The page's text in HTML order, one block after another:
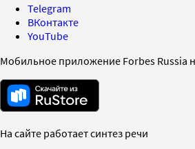
Telegram
ВКонтакте
YouTube
Мобильное приложение Forbes Russia
На сайте работает синтез речи